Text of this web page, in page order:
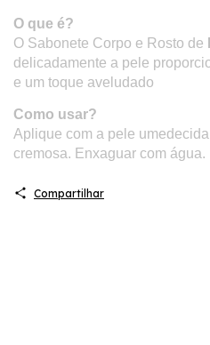
O que é?
O Sabonete Corpo e Rosto de
delicadamente a pele
e um toque aveludado
Como usar?
Aplique com a pele
cremosa. Enxaguar com água.
Compartilhar